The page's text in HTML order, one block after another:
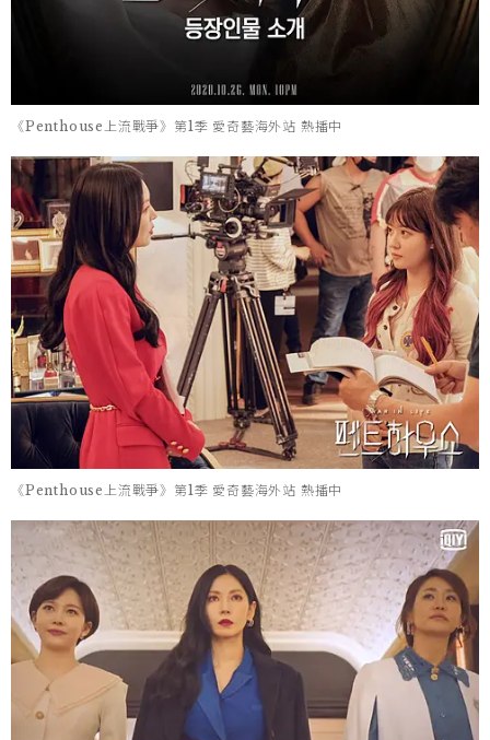
《Penthouse上流戰爭》第1季 愛奇藝海外站 熱播中
《Penthouse上流戰爭》第1季 愛奇藝海外站 熱播中